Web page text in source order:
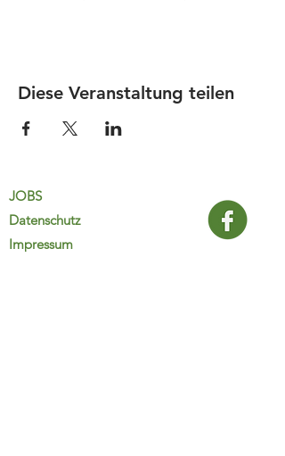
Diese Veranstaltung teilen
JOBS
Datenschutz
Impressum